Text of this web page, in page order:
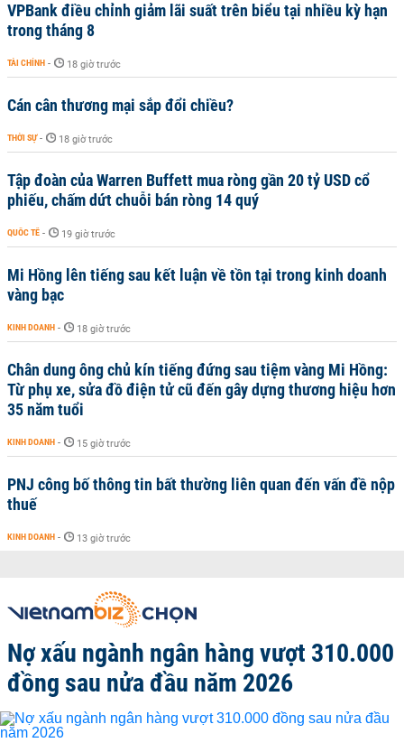
VPBank điều chỉnh giảm lãi suất trên biểu tại nhiều kỳ hạn
trong tháng 8
TÀI CHÍNH - 18 giờ trước
Cán cân thương mại sắp đổi chiều?
THỜI SỰ - 18 giờ trước
Tập đoàn của Warren Buffett mua ròng gần 20 tỷ USD cổ
phiếu, chấm dứt chuỗi bán ròng 14 quý
QUỐC TẾ - 19 giờ trước
Mi Hồng lên tiếng sau kết luận về tồn tại trong kinh doanh
vàng bạc
KINH DOANH - 18 giờ trước
Chân dung ông chủ kín tiếng đứng sau tiệm vàng Mi Hồng:
Từ phụ xe, sửa đồ điện tử cũ đến gây dựng thương hiệu hơn
35 năm tuổi
KINH DOANH - 15 giờ trước
PNJ công bố thông tin bất thường liên quan đến vấn đề nộp
thuế
KINH DOANH - 13 giờ trước
Nợ xấu ngành ngân hàng vượt 310.000
đồng sau nửa đầu năm 2026